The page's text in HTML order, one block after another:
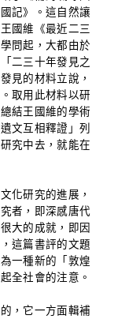
記》。這自然讓
國維《最近二三
問起，大都由於
二三十年發見之
見的材料立說，
取用此材料以研
結王國維的學術
文互相釋證」列
究中去，就能在
研究的進展，
者，即深感唐代
大的成就，即因
這篇書評的文題
一種新的「敦煌
全社會的注意。
，它一方面輯補